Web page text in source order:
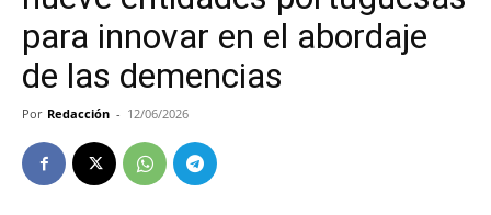
para innovar en el abordaje
de las demencias
Por Redacción - 12/06/2026